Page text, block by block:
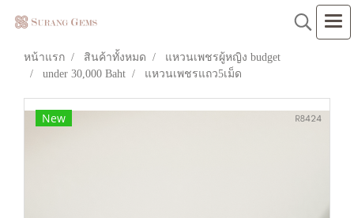
หน้าแรก สินค้าทั้งหมด
แหวนเพชรผู้หญิง budget
under 30,000 Baht
แหวนเพชรแถว5เม็ด
New